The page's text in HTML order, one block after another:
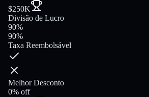
$250K
Divisão de Lucro
90%
90%
Taxa Reembolsável
Melhor Desconto
0% off